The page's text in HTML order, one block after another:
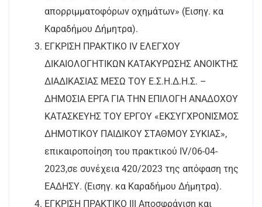
απορριμματοφόρων οχημάτων» (Εισηγ. κα
Καραδήμου Δήμητρα).
ΕΓΚΡΙΣΗ ΠΡΑΚΤΙΚΟ IV ΕΛΕΓΧΟΥ
ΔΙΚΑΙΟΛΟΓΗΤΙΚΩΝ ΚΑΤΑΚΥΡΩΣΗΣ ΑΝΟΙΚΤΗΣ
ΔΙΑΔΙΚΑΣΙΑΣ ΜΕΣΩ ΤΟΥ Ε.Σ.Η.Δ.Η.Σ. –
ΔΗΜΟΣΙΑ ΕΡΓΑ ΓΙΑ ΤΗΝ ΕΠΙΛΟΓΗ ΑΝΑΔΟΧΟΥ
ΚΑΤΑΣΚΕΥΗΣ ΤΟΥ ΕΡΓΟΥ «ΕΚΣΥΓΧΡΟΝΙΣΜΟΣ
ΔΗΜΟΤΙΚΟΥ ΠΑΙΔΙΚΟΥ ΣΤΑΘΜΟΥ ΣΥΚΙΑΣ»,
επικαιροποίηση του πρακτικού IV/06-04-
2023,σε συνέχεια 420/2023 της απόφαση της
ΕΑΔΗΣΥ. (Εισηγ. κα Καραδήμου Δήμητρα).
ΕΓΚΡΙΣΗ ΠΡΑΚΤΙΚΟ ΙΙΙ Αποσφράγιση και